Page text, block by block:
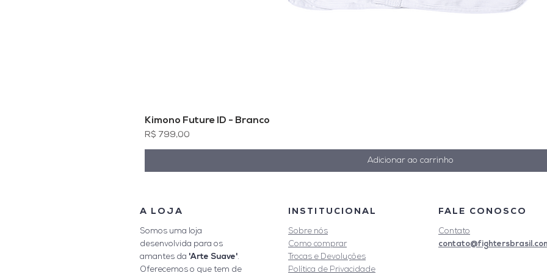
Kimono Future ID - Branco
Preço
R$ 799,00
Adicionar ao carrinho
A LOJA
Somos uma loja
desenvolvida para os
amantes da 'Arte Suave'.
Oferecemos o que tem de
INSTITUCIONAL
Sobre nós
Como comprar
Trocas e Devoluções
Política de Privacidade
FALE CONOSCO
Contato